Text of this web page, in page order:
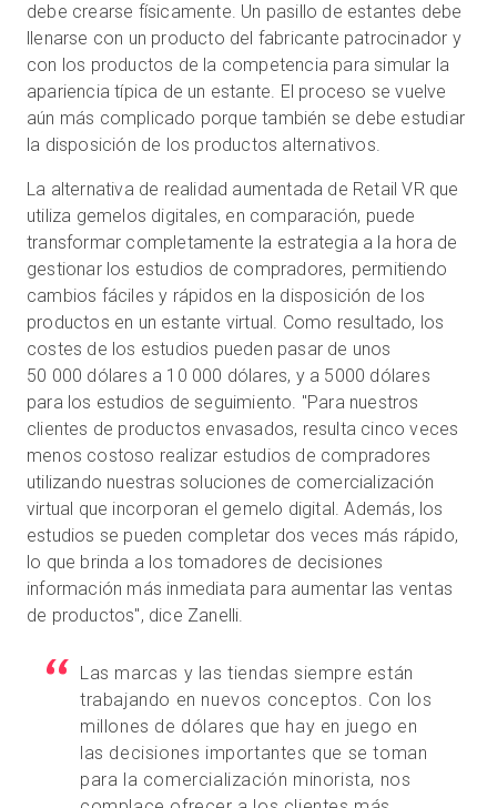
debe crearse físicamente. Un pasillo de estantes debe
llenarse con un producto del fabricante patrocinador y
con los productos de la competencia para simular la
apariencia típica de un estante. El proceso se vuelve
aún más complicado porque también se debe estudiar
la disposición de los productos alternativos.
La alternativa de realidad aumentada de Retail VR que
utiliza gemelos digitales, en comparación, puede
transformar completamente la estrategia a la hora de
gestionar los estudios de compradores, permitiendo
cambios fáciles y rápidos en la disposición de los
productos en un estante virtual. Como resultado, los
costes de los estudios pueden pasar de unos
50 000 dólares a 10 000 dólares, y a 5000 dólares
para los estudios de seguimiento. "Para nuestros
clientes de productos envasados, resulta cinco veces
menos costoso realizar estudios de compradores
utilizando nuestras soluciones de comercialización
virtual que incorporan el gemelo digital. Además, los
estudios se pueden completar dos veces más rápido,
lo que brinda a los tomadores de decisiones
información más inmediata para aumentar las ventas
de productos", dice Zanelli.
Las marcas y las tiendas siempre están
trabajando en nuevos conceptos. Con los
millones de dólares que hay en juego en
las decisiones importantes que se toman
para la comercialización minorista, nos